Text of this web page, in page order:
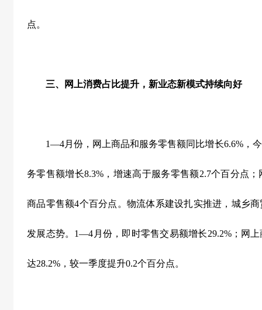
点。
三、网上消费占比提升，新业态新模式持续向好
1—4月份，网上商品和服务零售额同比增长6.6%，
务零售额增长8.3%，增速高于服务零售额2.7个百分点；
商品零售额4个百分点。物流体系建设扎实推进，城乡
发展态势。 1—4 月份，即时零售交易额增长29.2%；网上
达28.2% ，较一季度提升0.2个百分点。